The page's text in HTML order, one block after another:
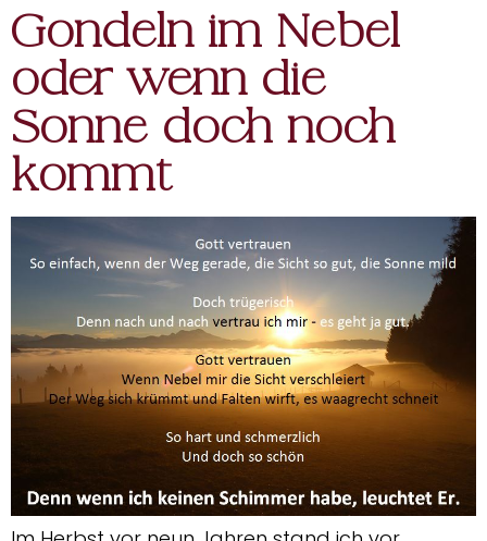
Gondeln im Nebel
oder wenn die
Sonne doch noch
kommt